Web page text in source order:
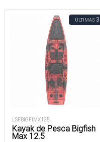
ÚLTIMAS3
LSFBIGFIMX125
Kayak de Pesca Bigfish
Max 12.5